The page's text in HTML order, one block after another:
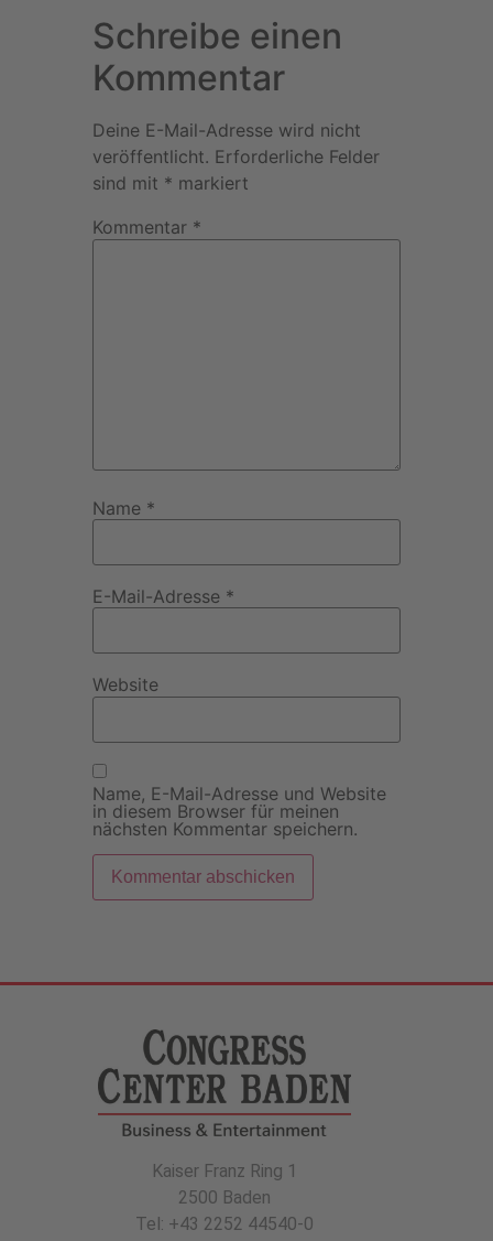
Schreibe einen
Kommentar
Deine E-Mail-Adresse wird nicht
veröffentlicht. Erforderliche Felder
sind mit * markiert
Kommentar *
Name *
E-Mail-Adresse *
Website
Name, E-Mail-Adresse und Website
in diesem Browser für meinen
nächsten Kommentar speichern.
Kaiser Franz Ring 1
2500 Baden
Tel: +43 2252 44540-0